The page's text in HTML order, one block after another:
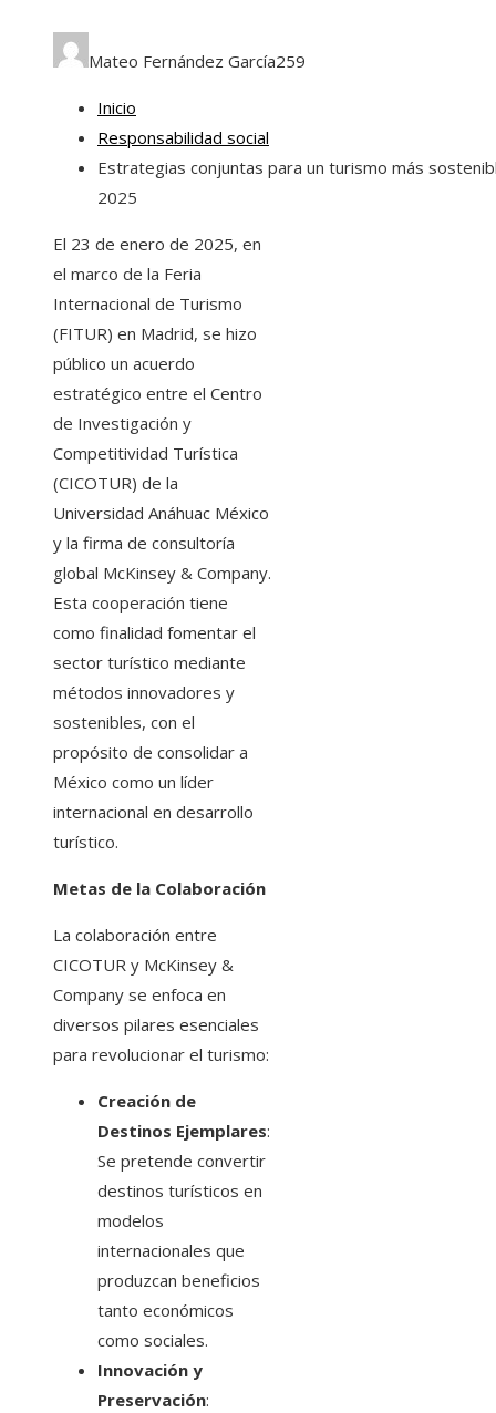
Mateo Fernández García259
Inicio
Responsabilidad social
Estrategias conjuntas para un turismo más
2025
El 23 de enero de 2025, en
el marco de la Feria
Internacional de Turismo
(FITUR) en Madrid, se hizo
público un acuerdo
estratégico entre el Centro
de Investigación y
Competitividad Turística
(CICOTUR) de la
Universidad Anáhuac México
y la firma de consultoría
global McKinsey & Company.
Esta cooperación tiene
como finalidad fomentar el
sector turístico mediante
métodos innovadores y
sostenibles, con el
propósito de consolidar a
México como un líder
internacional en desarrollo
turístico.
Metas de la Colaboración
La colaboración entre
CICOTUR y McKinsey &
Company se enfoca en
diversos pilares esenciales
para revolucionar el turismo:
Creación de
Destinos Ejemplares:
Se pretende convertir
destinos turísticos en
modelos
internacionales que
produzcan beneficios
tanto económicos
como sociales.
Innovación y
Preservación: